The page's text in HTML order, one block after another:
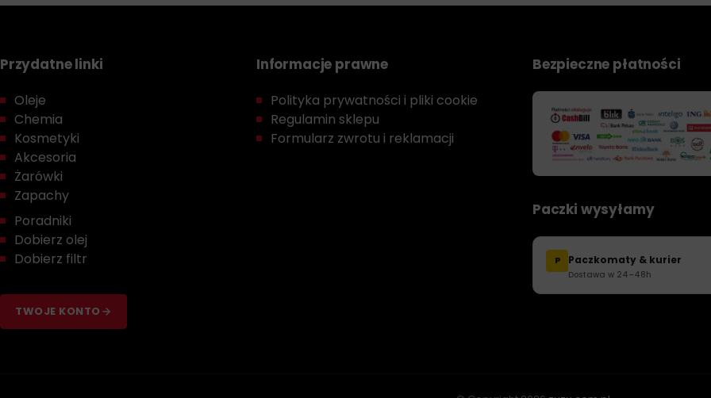
Przydatne linki
Oleje
Chemia
Kosmetyki
Akcesoria
Żarówki
Zapachy
Poradniki
Dobierz olej
Dobierz filtr
TWOJE KONTO
Informacje prawne
Polityka prywatności i pliki cookie
Regulamin sklepu
Formularz zwrotu i reklamacji
Bezpieczne płatności
Paczki wysyłamy
P Paczkomaty & kurier
Dostawa w 24–48h